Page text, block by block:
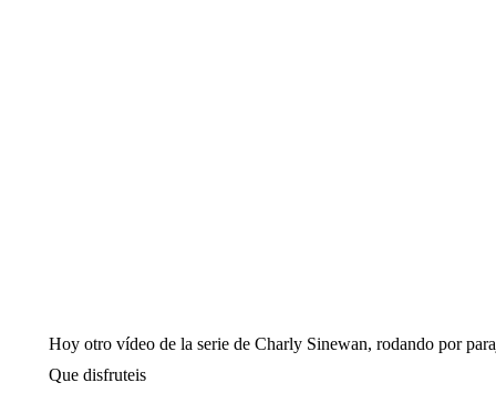
Hoy otro vídeo de la serie de Charly Sinewan, rodando por
Que disfruteis